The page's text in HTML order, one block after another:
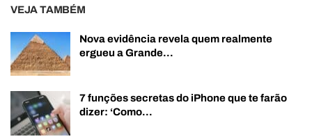
VEJA TAMBÉM
Nova evidência revela quem realmente
ergueu a Grande…
7 funções secretas do iPhone que te farão
dizer: ‘Como…